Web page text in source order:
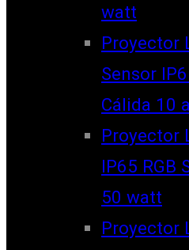
watt
Proyector
Sensor
Cálida 10
Proyector
IP65 RGB
50 watt
Proyector